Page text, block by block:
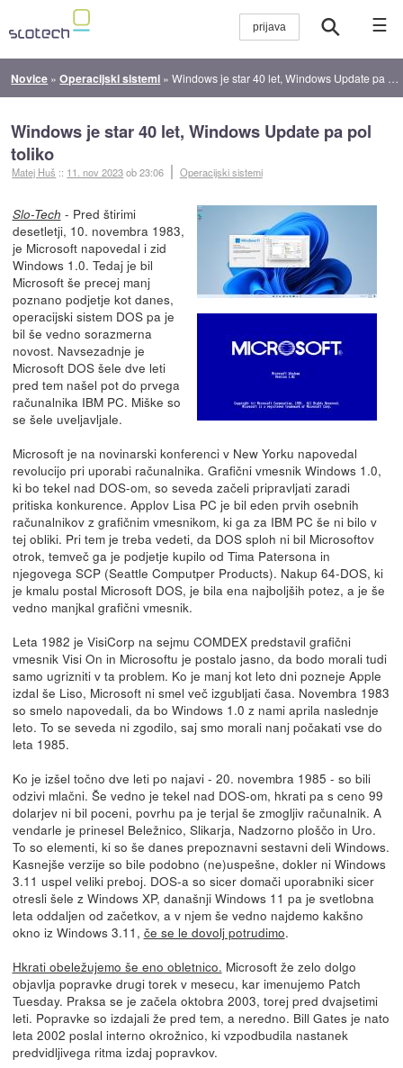
☰
Novice »Operacijski sistemi »Windows je star 40 let, Windows Update pa pol toliko
Windows je star 40 let, Windows Update pa pol
toliko
Matej Huš :: 11. nov 2023ob 23:06 Operacijski sistemi
Slo-Tech - Pred štirimi
desetletji, 10. novembra 1983,
je Microsoft napovedal i zid
Windows 1.0. Tedaj je bil
Microsoft še precej manj
poznano podjetje kot danes,
operacijski sistem DOS pa je
bil še vedno sorazmerna
novost. Navsezadnje je
Microsoft DOS šele dve leti
pred tem našel pot do prvega
računalnika IBM PC. Miške so
se šele uveljavljale.
Microsoft je na novinarski konferenci v New Yorku napovedal
revolucijo pri uporabi računalnika. Grafični vmesnik Windows 1.0,
ki bo tekel nad DOS-om, so seveda začeli pripravljati zaradi
pritiska konkurence. Applov Lisa PC je bil eden prvih osebnih
računalnikov z grafičnim vmesnikom, ki ga za IBM PC še ni bilo v
tej obliki. Pri tem je treba vedeti, da DOS sploh ni bil Microsoftov
otrok, temveč ga je podjetje kupilo od Tima Patersona in
njegovega SCP (Seattle Computper Products). Nakup 64-DOS, ki
je kmalu postal Microsoft DOS, je bila ena najboljših potez, a je še
vedno manjkal grafični vmesnik.
Leta 1982 je VisiCorp na sejmu COMDEX predstavil grafični
vmesnik Visi On in Microsoftu je postalo jasno, da bodo morali tudi
samo ugrizniti v ta problem. Ko je manj kot leto dni pozneje Apple
izdal še Liso, Microsoft ni smel več izgubljati časa. Novembra 1983
so smelo napovedali, da bo Windows 1.0 z nami aprila naslednje
leto. To se seveda ni zgodilo, saj smo morali nanj počakati vse do
leta 1985.
Ko je izšel točno dve leti po najavi - 20. novembra 1985 - so bili
odzivi mlačni. Še vedno je tekel nad DOS-om, hkrati pa s ceno 99
dolarjev ni bil poceni, povrhu pa je terjal še zmogljiv računalnik. A
vendarle je prinesel Beležnico, Slikarja, Nadzorno ploščo in Uro.
To so elementi, ki so še danes prepoznavni sestavni deli Windows.
Kasnejše verzije so bile podobno (ne)uspešne, dokler ni Windows
3.11 uspel veliki preboj. DOS-a so sicer domači uporabniki sicer
otresli šele z Windows XP, današnji Windows 11 pa je svetlobna
leta oddaljen od začetkov, a v njem še vedno najdemo kakšno
okno iz Windows 3.11, če se le dovolj potrudimo.
Hkrati obeležujemo še eno obletnico. Microsoft že zelo dolgo
objavlja popravke drugi torek v mesecu, kar imenujemo Patch
Tuesday. Praksa se je začela oktobra 2003, torej pred dvajsetimi
leti. Popravke so izdajali že pred tem, a neredno. Bill Gates je nato
leta 2002 poslal interno okrožnico, ki vzpodbudila nastanek
predvidljivega ritma izdaj popravkov.